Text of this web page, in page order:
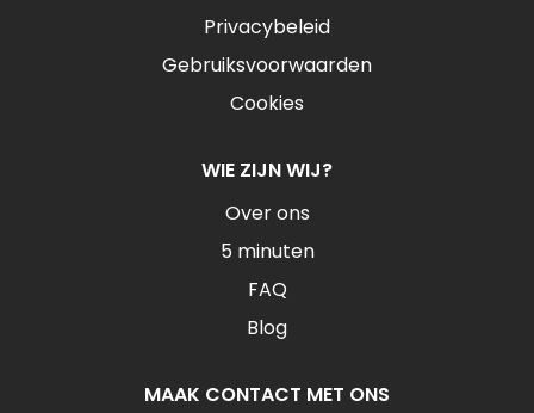
Privacybeleid
Gebruiksvoorwaarden
Cookies
WIE ZIJN WIJ?
Over ons
5 minuten
FAQ
Blog
MAAK CONTACT MET ONS